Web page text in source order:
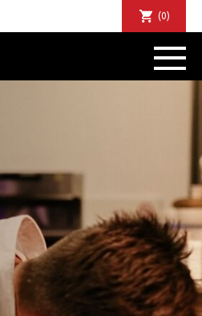
(0)
NIEUWS
DE CLUB
ABONNEMENTEN
COMMUNITY
JEUGD
BUSINESS CLUB
MATCHDINERS
CLUBAPP